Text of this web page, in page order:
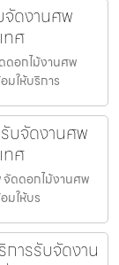
จัดงานศพ
ทศ
ดอกไม้งานศพ
มให้บริการ
รับจัดงานศพ
ทศ
จัดดอกไม้งานศพ
มให้บร
การรับจัดงาน